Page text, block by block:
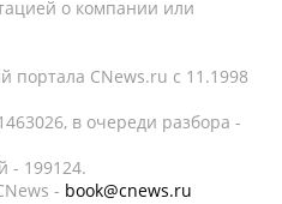
о компании или
портала CNews.ru c 11.1998
в очереди разбора -
- 199124.
- book@cnews.ru